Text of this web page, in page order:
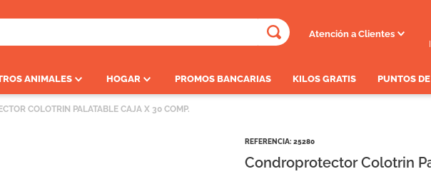
Atención a Clientes
ANIMALES HOGAR PROMOS BANCARIAS KILOS GRATIS PUNTOS
COLOTRIN PALATABLE CAJA X 30 COMP.
REFERENCIA: 25280
Condroprotector Colotrin